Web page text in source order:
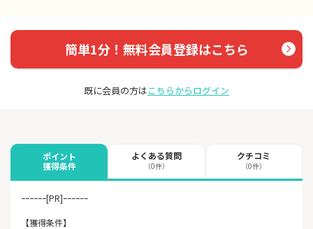
簡単1分！無料会員登録はこちら
既に会員の方はこちらからログイン
ポイント
獲得条件
よくある質問
（0件）
クチコミ
（0件）
ｰｰｰｰｰｰ[PR]ｰｰｰｰｰｰ
【獲得条件】